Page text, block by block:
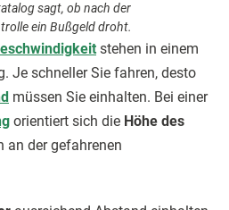
sagt, ob nach der
ein Bußgeld droht.
stehen in einem
Je schneller Sie fahren, desto
müssen Sie einhalten. Bei einer
orientiert sich die Höhe des
an der gefahrenen